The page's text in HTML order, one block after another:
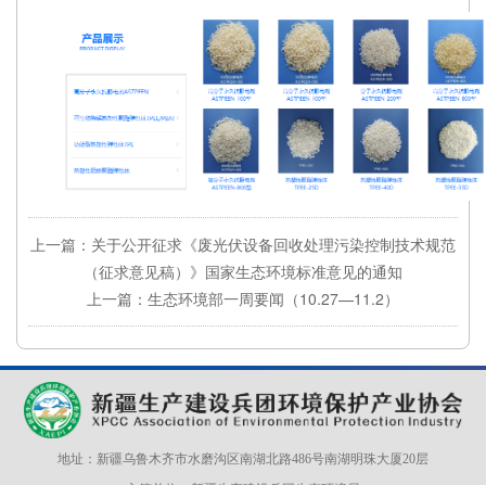
上一篇：关于公开征求《废光伏设备回收处理污染控制技术规范
（征求意见稿）》国家生态环境标准意见的通知
上一篇：生态环境部一周要闻（10.27—11.2）
地址：新疆乌鲁木齐市水磨沟区南湖北路486号南湖明珠大厦20层